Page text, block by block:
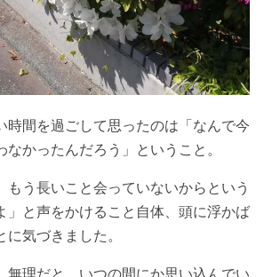
時間を過ごして思ったのは「なんで今
なかったんだろう」ということ。
もう長いこと会っていないからという
」と声をかけること自体、頭に浮かば
気づきました。
無理だと、いつの間にか思い込んでい